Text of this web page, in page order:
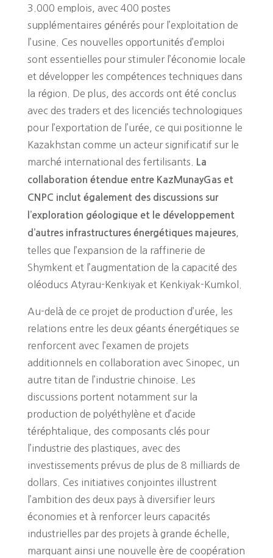
3.000 emplois, avec 400 postes
supplémentaires générés pour l’exploitation de
l’usine. Ces nouvelles opportunités d’emploi
sont essentielles pour stimuler l’économie locale
et développer les compétences techniques dans
la région. De plus, des accords ont été conclus
avec des traders et des licenciés technologiques
pour l’exportation de l’urée, ce qui positionne le
Kazakhstan comme un acteur significatif sur le
marché international des fertilisants.
La
collaboration étendue entre KazMunayGas et
CNPC inclut également des discussions sur
l’exploration géologique et le développement
d’autres infrastructures énergétiques majeures,
telles que l’expansion de la raffinerie de
Shymkent et l’augmentation de la capacité des
oléoducs Atyrau-Kenkiyak et Kenkiyak-Kumkol.
Au-delà de ce projet de production d’urée, les
relations entre les deux géants énergétiques se
renforcent avec l’examen de projets
additionnels en collaboration avec Sinopec, un
autre titan de l’industrie chinoise. Les
discussions portent notamment sur la
production de polyéthylène et d’acide
téréphtalique, des composants clés pour
l’industrie des plastiques, avec des
investissements prévus de plus de 8 milliards de
dollars. Ces initiatives conjointes illustrent
l’ambition des deux pays à diversifier leurs
économies et à renforcer leurs capacités
industrielles par des projets à grande échelle,
marquant ainsi une nouvelle ère de coopération